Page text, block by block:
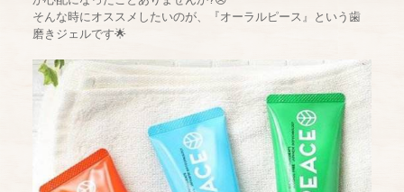
そんな時にオススメしたいのが、『オーラルピース』という歯
磨きジェルです🌟